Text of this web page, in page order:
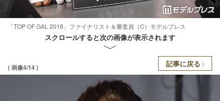
「TOP OF GAL 2018」ファイナリスト＆審査員（C）モデルプレス
スクロールすると次の画像が表示されます
( 画像4/14 ) 記事に戻る